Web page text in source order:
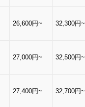
26,600円~ 32,300円~
27,000円~ 32,500円~
27,400円~ 32,700円~